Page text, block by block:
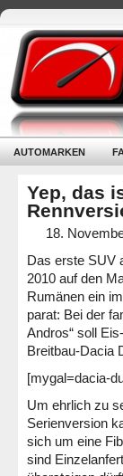
AUTOMARKEN
Yep, das
18.
Das erste SUV
2010 auf den
Rumänen ein
parat: Bei der
Andros“ soll
Breitbau-Dacia
[mygal=dacia-
Um ehrlich zu
Serienversion
sich um eine
sind